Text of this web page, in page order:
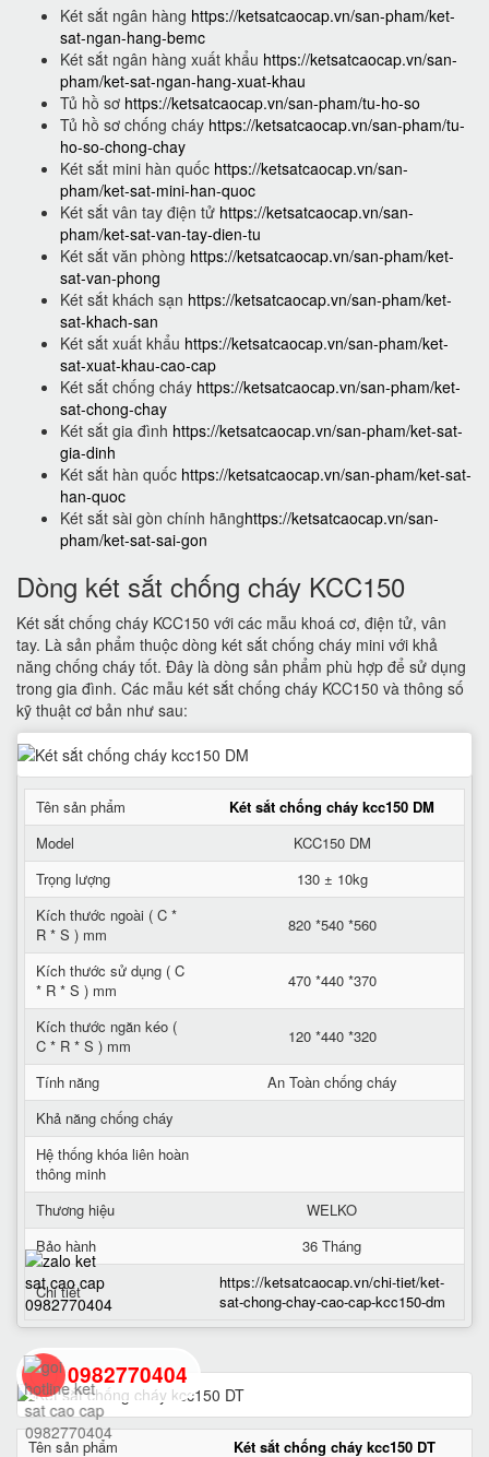
Két sắt ngân hàng https://ketsatcaocap.vn/san-pham/ket-
sat-ngan-hang-bemc
Két sắt ngân hàng xuất khẩu https://ketsatcaocap.vn/san-
pham/ket-sat-ngan-hang-xuat-khau
Tủ hồ sơ https://ketsatcaocap.vn/san-pham/tu-ho-so
Tủ hồ sơ chống cháy https://ketsatcaocap.vn/san-pham/tu-
ho-so-chong-chay
Két sắt mini hàn quốc https://ketsatcaocap.vn/san-
pham/ket-sat-mini-han-quoc
Két sắt vân tay điện tử https://ketsatcaocap.vn/san-
pham/ket-sat-van-tay-dien-tu
Két sắt văn phòng https://ketsatcaocap.vn/san-pham/ket-
sat-van-phong
Két sắt khách sạn https://ketsatcaocap.vn/san-pham/ket-
sat-khach-san
Két sắt xuất khẩu https://ketsatcaocap.vn/san-pham/ket-
sat-xuat-khau-cao-cap
Két sắt chống cháy https://ketsatcaocap.vn/san-pham/ket-
sat-chong-chay
Két sắt gia đình https://ketsatcaocap.vn/san-pham/ket-sat-
gia-dinh
Két sắt hàn quốc https://ketsatcaocap.vn/san-pham/ket-sat-
han-quoc
Két sắt sài gòn chính hãnghttps://ketsatcaocap.vn/san-
pham/ket-sat-sai-gon
Dòng két sắt chống cháy KCC150
Két sắt chống cháy KCC150 với các mẫu khoá cơ, điện tử, vân
tay. Là sản phẩm thuộc dòng két sắt chống cháy mini với khả
năng chống cháy tốt. Đây là dòng sản phẩm phù hợp để sử dụng
trong gia đình. Các mẫu két sắt chống cháy KCC150 và thông số
kỹ thuật cơ bản như sau:
Tên sản phẩm
Két sắt chống cháy kcc150 DM
Model
KCC150 DM
Trọng lượng
130 ± 10kg
Kích thước ngoài ( C *
R * S ) mm
820 *540 *560
Kích thước sử dụng ( C
* R * S ) mm
470 *440 *370
Kích thước ngăn kéo (
C * R * S ) mm
120 *440 *320
Tính năng
An Toàn chống cháy
Khả năng chống cháy
Hệ thống khóa liên hoàn
thông minh
Thương hiệu
WELKO
Bảo hành
36 Tháng
Chi tiết
https://ketsatcaocap.vn/chi-tiet/ket-
sat-chong-chay-cao-cap-kcc150-dm
Tên sản phẩm Két sắt chống cháy kcc150 DT
0982770404
back